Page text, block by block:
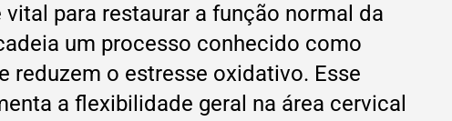
para restaurar a função normal da
um processo conhecido como
reduzem o estresse oxidativo. Esse
a flexibilidade geral na área cervical